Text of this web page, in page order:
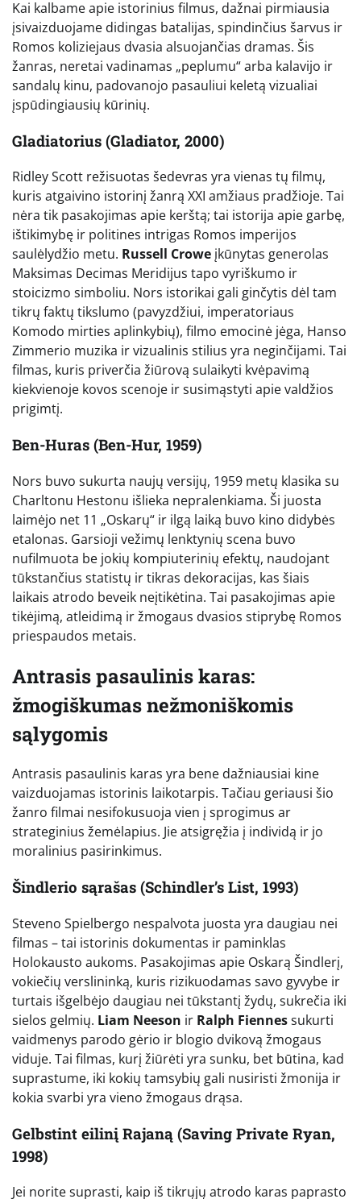
Kai kalbame apie istorinius filmus, dažnai pirmiausia
įsivaizduojame didingas batalijas, spindinčius šarvus ir
Romos koliziejaus dvasia alsuojančias dramas. Šis
žanras, neretai vadinamas „peplumu“ arba kalavijo ir
sandalų kinu, padovanojo pasauliui keletą vizualiai
įspūdingiausių kūrinių.
Gladiatorius (Gladiator, 2000)
Ridley Scott režisuotas šedevras yra vienas tų filmų,
kuris atgaivino istorinį žanrą XXI amžiaus pradžioje. Tai
nėra tik pasakojimas apie kerštą; tai istorija apie garbę,
ištikimybę ir politines intrigas Romos imperijos
saulėlydžio metu. Russell Crowe įkūnytas generolas
Maksimas Decimas Meridijus tapo vyriškumo ir
stoicizmo simboliu. Nors istorikai gali ginčytis dėl tam
tikrų faktų tikslumo (pavyzdžiui, imperatoriaus
Komodo mirties aplinkybių), filmo emocinė jėga, Hanso
Zimmerio muzika ir vizualinis stilius yra neginčijami. Tai
filmas, kuris priverčia žiūrovą sulaikyti kvėpavimą
kiekvienoje kovos scenoje ir susimąstyti apie valdžios
prigimtį.
Ben-Huras (Ben-Hur, 1959)
Nors buvo sukurta naujų versijų, 1959 metų klasika su
Charltonu Hestonu išlieka nepralenkiama. Ši juosta
laimėjo net 11 „Oskarų“ ir ilgą laiką buvo kino didybės
etalonas. Garsioji vežimų lenktynių scena buvo
nufilmuota be jokių kompiuterinių efektų, naudojant
tūkstančius statistų ir tikras dekoracijas, kas šiais
laikais atrodo beveik neįtikėtina. Tai pasakojimas apie
tikėjimą, atleidimą ir žmogaus dvasios stiprybę Romos
priespaudos metais.
Antrasis pasaulinis karas:
žmogiškumas nežmoniškomis
sąlygomis
Antrasis pasaulinis karas yra bene dažniausiai kine
vaizduojamas istorinis laikotarpis. Tačiau geriausi šio
žanro filmai nesifokusuoja vien į sprogimus ar
strateginius žemėlapius. Jie atsigręžia į individą ir jo
moralinius pasirinkimus.
Šindlerio sąrašas (Schindler’s List, 1993)
Steveno Spielbergo nespalvota juosta yra daugiau nei
filmas – tai istorinis dokumentas ir paminklas
Holokausto aukoms. Pasakojimas apie Oskarą Šindlerį,
vokiečių verslininką, kuris rizikuodamas savo gyvybe ir
turtais išgelbėjo daugiau nei tūkstantį žydų, sukrečia iki
sielos gelmių. Liam Neeson ir Ralph Fiennessukurti
vaidmenys parodo gėrio ir blogio dvikovą žmogaus
viduje. Tai filmas, kurį žiūrėti yra sunku, bet būtina, kad
suprastume, iki kokių tamsybių gali nusiristi žmonija ir
kokia svarbi yra vieno žmogaus drąsa.
Gelbstint eilinį Rajaną (Saving Private Ryan,
1998)
Jei norite suprasti, kaip iš tikrųjų atrodo karas paprasto